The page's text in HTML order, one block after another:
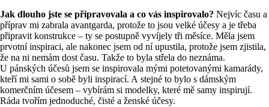
Jak dlouho jste se připravovala a co vás inspirovalo? Nejvíc času a
příprav mi zabrala avantgarda, protože to jsou velké účesy a je třeba
připravit konstrukce – ty se postupně vyvíjely tři měsíce. Měla jsem
prvotní inspiraci, ale nakonec jsem od ní upustila, protože jsem zjistila,
že na ni nemám dost času. Takže to byla střela do neznáma.
U pánských účesů jsem se inspirovala mými potetovanými kamarády,
kteří mi sami o sobě byli inspirací. A stejné to bylo s dámským
komerčním účesem – vybírám si modelky, které mě samy inspirují.
Ráda tvořím jednoduché, čisté a ženské účesy.